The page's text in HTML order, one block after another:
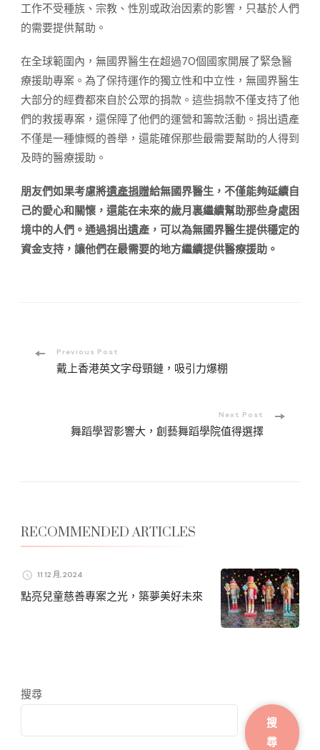
工作不受種族、宗教、性別或政治因素的影響，只基於人們
的需要提供幫助。
在全球範圍內，無國界醫生在超過70個國家開展了緊急醫
療援助專案。為了保持運作的獨立性和中立性，無國界醫生
大部分的經費都來自於公眾的捐款。這些捐款不僅支持了他
們的救援專案，還保障了他們的運營和籌款活動。捐出遺產
不僅是一種慷慨的善舉，還能確保那些最需要幫助的人得到
及時的醫療援助。
朋友們如果考慮將遺產捐贈給無國界醫生，不僅能夠延續自
己的愛心和關懷，還能在未來的歲月裏繼續幫助那些身處困
境中的人們。通過捐出遺產，可以為無國界醫生提供穩定的
資金支持，讓他們在最需要的地方繼續提供醫療援助。
PostPrevious Post
戴上香港英文字母頸鏈，吸引力爆棚
Next Post
舞蹈學習影響大，創藝舞蹈學院值得選擇
RECOMMENDED ARTICLES
11 12 月, 2024
點亮兒童慈善專案之光，築夢美好未來
搜尋
搜
尋